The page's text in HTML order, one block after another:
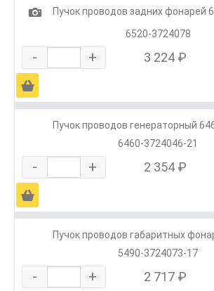
1
Пучок проводов задних фонарей
6520-3724078
- + 3 224 ₽
Ä
Пучок проводов генераторный
6460-3724046-21
- + 2 354 ₽
Ä
Пучок проводов габаритных
5490-3724073-17
- + 2 717 ₽